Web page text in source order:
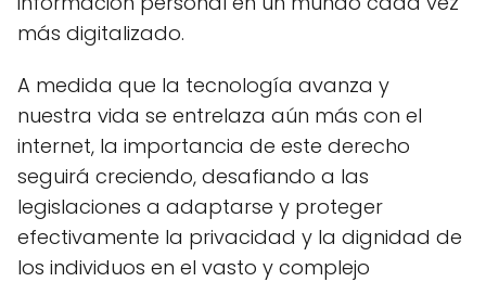
más digitalizado.
A medida que la tecnología avanza y
nuestra vida se entrelaza aún más con el
internet, la importancia de este derecho
seguirá creciendo, desafiando a las
legislaciones a adaptarse y proteger
efectivamente la privacidad y la dignidad de
los individuos en el vasto y complejo